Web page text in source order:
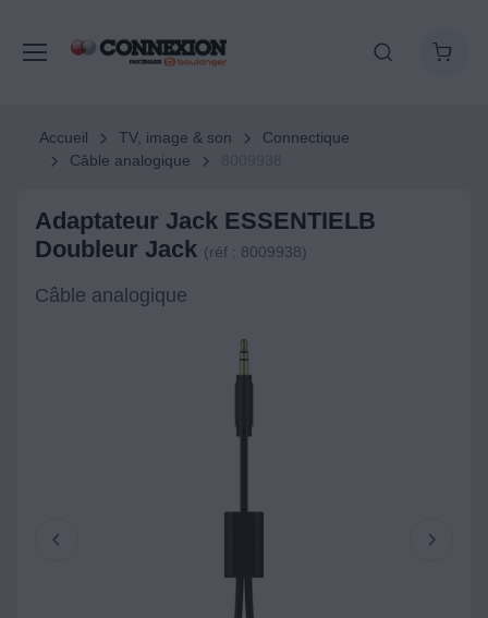
Accueil TV, image & son
Connectique
Câble analogique
Adaptateur Jack ESSENTIELB
Doubleur Jack (réf : 8009938)
Câble analogique